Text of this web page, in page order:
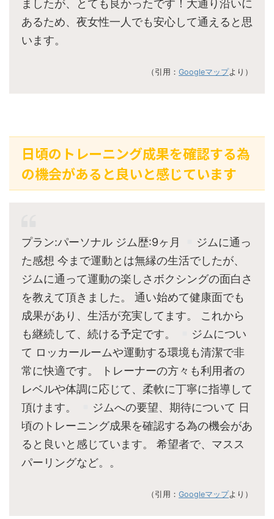
ましたが、とても良かったです！大通り沿いに
あるため、夜女性一人でも安心して通えると思
います。
（引用： Googleマップより）
日頃のトレーニング成果を確認する為
の機会があると良いと感じています
プラン:パーソナル ジム歴:9ヶ月
ジムに通っ
た感想 今まで運動とは無縁の生活でしたが、
ジムに通って運動の楽しさボクシングの面白さ
を教えて頂きました。 通い始めて健康面でも
成果があり、生活が充実してます。 これから
も継続して、続ける予定です。
ジムについ
て ロッカールームや運動する環境も清潔で非
常に快適です。 トレーナーの方々も利用者の
レベルや体調に応じて、柔軟に丁寧に指導して
頂けます。
ジムへの要望、期待について 日
頃のトレーニング成果を確認する為の機会があ
ると良いと感じています。 希望者で、マスス
パーリングなど。。
（引用： Googleマップより）